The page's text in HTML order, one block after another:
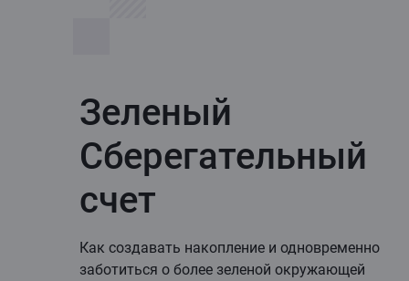
Зеленый
Cберегательный
счет
Как создавать накопление и одновременно
заботиться о более зеленой окружающей